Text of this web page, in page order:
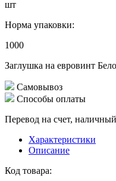
шт
Норма упаковки:
1000
Заглушка на евровинт
Самовывоз
Способы оплаты
Перевод на счет,
Характеристики
Описание
Код товара: